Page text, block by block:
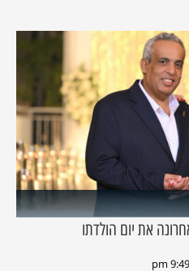
את יום הולדתו
9:49 pm